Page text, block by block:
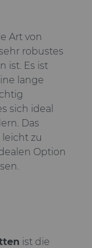
Art von
robustes
ist. Es ist
lange
sich ideal
Das
zu
Option
ist die